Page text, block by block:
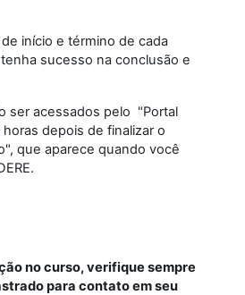
início e término de cada
sucesso na conclusão e
ser acessados pelo "Portal
depois de finalizar o
que aparece quando você
no curso, verifique sempre
para contato em seu